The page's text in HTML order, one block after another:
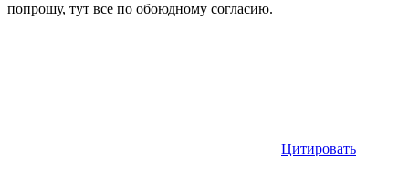
попрошу, тут все по обоюдному согласию.
Цитировать